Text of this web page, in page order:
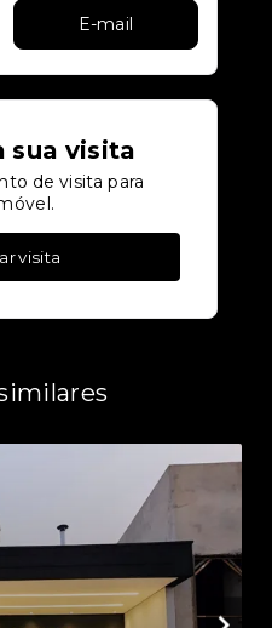
E-mail
sua visita
de visita para
visita